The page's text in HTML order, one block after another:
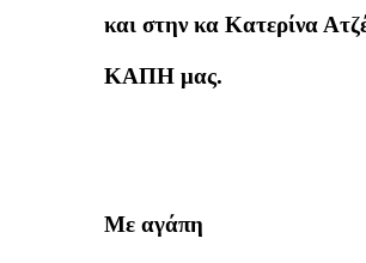
και στην κα Κατερίνα
ΚΑΠΗ μας.
Με αγάπη